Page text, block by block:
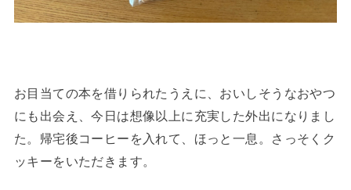
お目当ての本を借りられたうえに、おいしそうなおやつ
にも出会え、今日は想像以上に充実した外出になりまし
た。帰宅後コーヒーを入れて、ほっと一息。さっそくク
ッキーをいただきます。